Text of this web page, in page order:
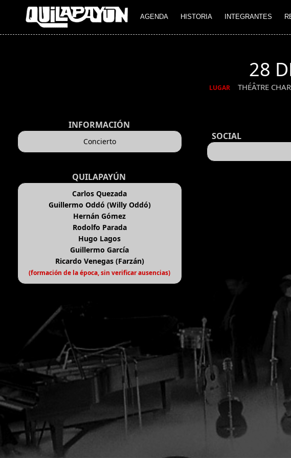
AGENDA HISTORIA INTEGRANTES
28
LUGAR THÉÂTRE
INFORMACIÓN
Concierto
QUILAPAYÚN
Carlos Quezada
Guillermo Oddó (Willy Oddó)
Hernán Gómez
Rodolfo Parada
Hugo Lagos
Guillermo García
Ricardo Venegas (Farzán)
(formación de la época, sin verificar ausencias)
SOCIAL